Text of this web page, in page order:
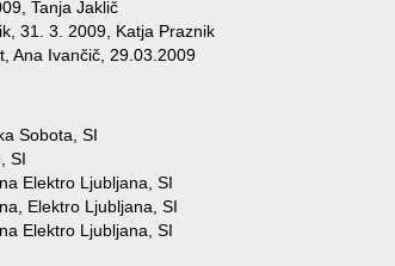
Tanja Jaklič
31. 3. 2009, Katja Praznik
Ana Ivančič, 29.03.2009
Sobota, SI
SI
Elektro Ljubljana, SI
Elektro Ljubljana, SI
Elektro Ljubljana, SI